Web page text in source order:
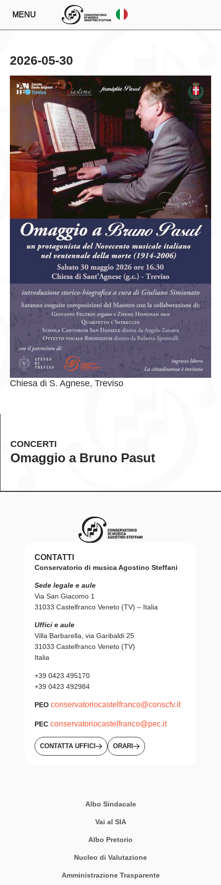
MENU
2026-05-30
Chiesa di S. Agnese, Treviso
CONCERTI
Omaggio a Bruno Pasut
CONTATTI
Conservatorio di musica Agostino Steffani
Sede legale e aule
Via San Giacomo 1
31033 Castelfranco Veneto (TV) – Italia
Uffici e aule
Villa Barbarella, via Garibaldi 25
31033 Castelfranco Veneto (TV)
Italia
+39 0423 495170
+39 0423 492984
PEO conservatoriocastelfranco@conscfv.it
PEC conservatoriocastelfranco@pec.it
CONTATTA UFFICI ORARI
Albo Sindacale
Vai al SIA
Albo Pretorio
Nucleo di Valutazione
Amministrazione Trasparente